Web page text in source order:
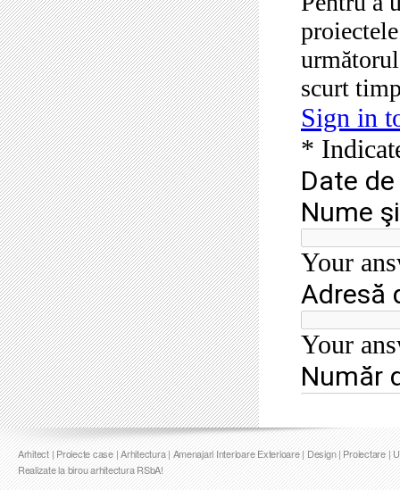
Arhitect | Proiecte case | Arhitectura | Amenajari Interioare Exterioare | Design | Proiectare |
Realizate la birou arhitectura RSbA!